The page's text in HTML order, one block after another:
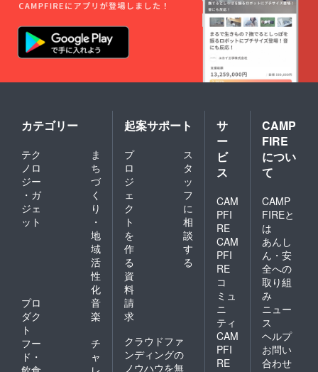
カテゴリー
テク
ノロ
ジー
・ガ
ジェ
ット
ま
ち
づ
く
り
・
地
域
活
性
化
プロ
ダク
ト
音
楽
フー
ド・
チ
ャ
起案サポート
プ
ロ
ジ
ェ
ク
ト
を
作
る
ス
タ
ッ
フ
に
相
談
す
る
資
料
請
求
クラウドファ
ンディングの
ノウハウを無
サ
ー
ビ
ス
CAM
PFI
RE
CAM
PFI
RE
コ
ミュ
ニ
ティ
CAM
PFI
RE
CAMP
FIRE
につい
て
CAMP
FIREと
は
あんし
ん・安
全への
取り組
み
ニュー
ス
ヘルプ
お問い
合わせ